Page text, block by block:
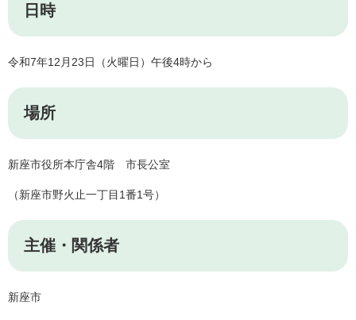
日時
令和7年12月23日（火曜日）午後4時から
場所
新座市役所本庁舎4階 市長公室
（新座市野火止一丁目1番1号）
主催・関係者
新座市